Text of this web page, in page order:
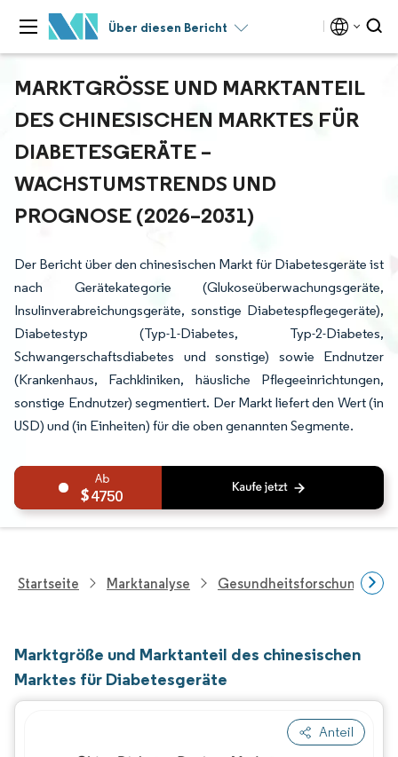
Über diesen Bericht
MARKTGRÖSSE UND MARKTANTEIL D
ES CHINESISCHEN MARKTES FÜR D
IABETESGERÄTE – W
ACHSTUMSTRENDS UND P
ROGNOSE (2026–2031)
Der Bericht über den chinesischen Markt für Diabetesgeräte ist
nach Gerätekategorie (Glukoseüberwachungsgeräte,
Insulinverabreichungsgeräte, sonstige Diabetespflegegeräte),
Diabetestyp (Typ-1-Diabetes, Typ-2-Diabetes,
Schwangerschaftsdiabetes und sonstige) sowie Endnutzer
(Krankenhaus, Fachkliniken, häusliche Pflegeeinrichtungen,
sonstige Endnutzer) segmentiert. Der Markt liefert den Wert (in
USD) und (in Einheiten) für die oben genannten Segmente.
4750
Startseite Marktanalyse Gesundheitsforschung
Marktgröße und Marktanteil des chinesischen
Marktes für Diabetesgeräte
Anteil